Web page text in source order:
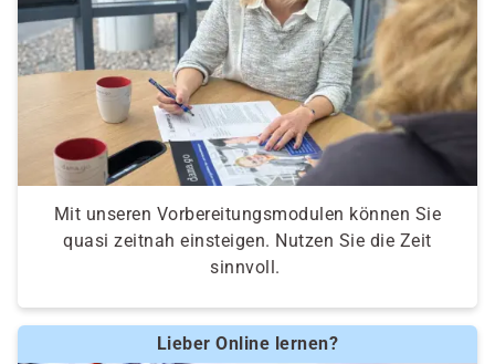
Mit unseren Vorbereitungsmodulen können Sie
quasi zeitnah einsteigen. Nutzen Sie die Zeit
sinnvoll.
Lieber Online lernen?